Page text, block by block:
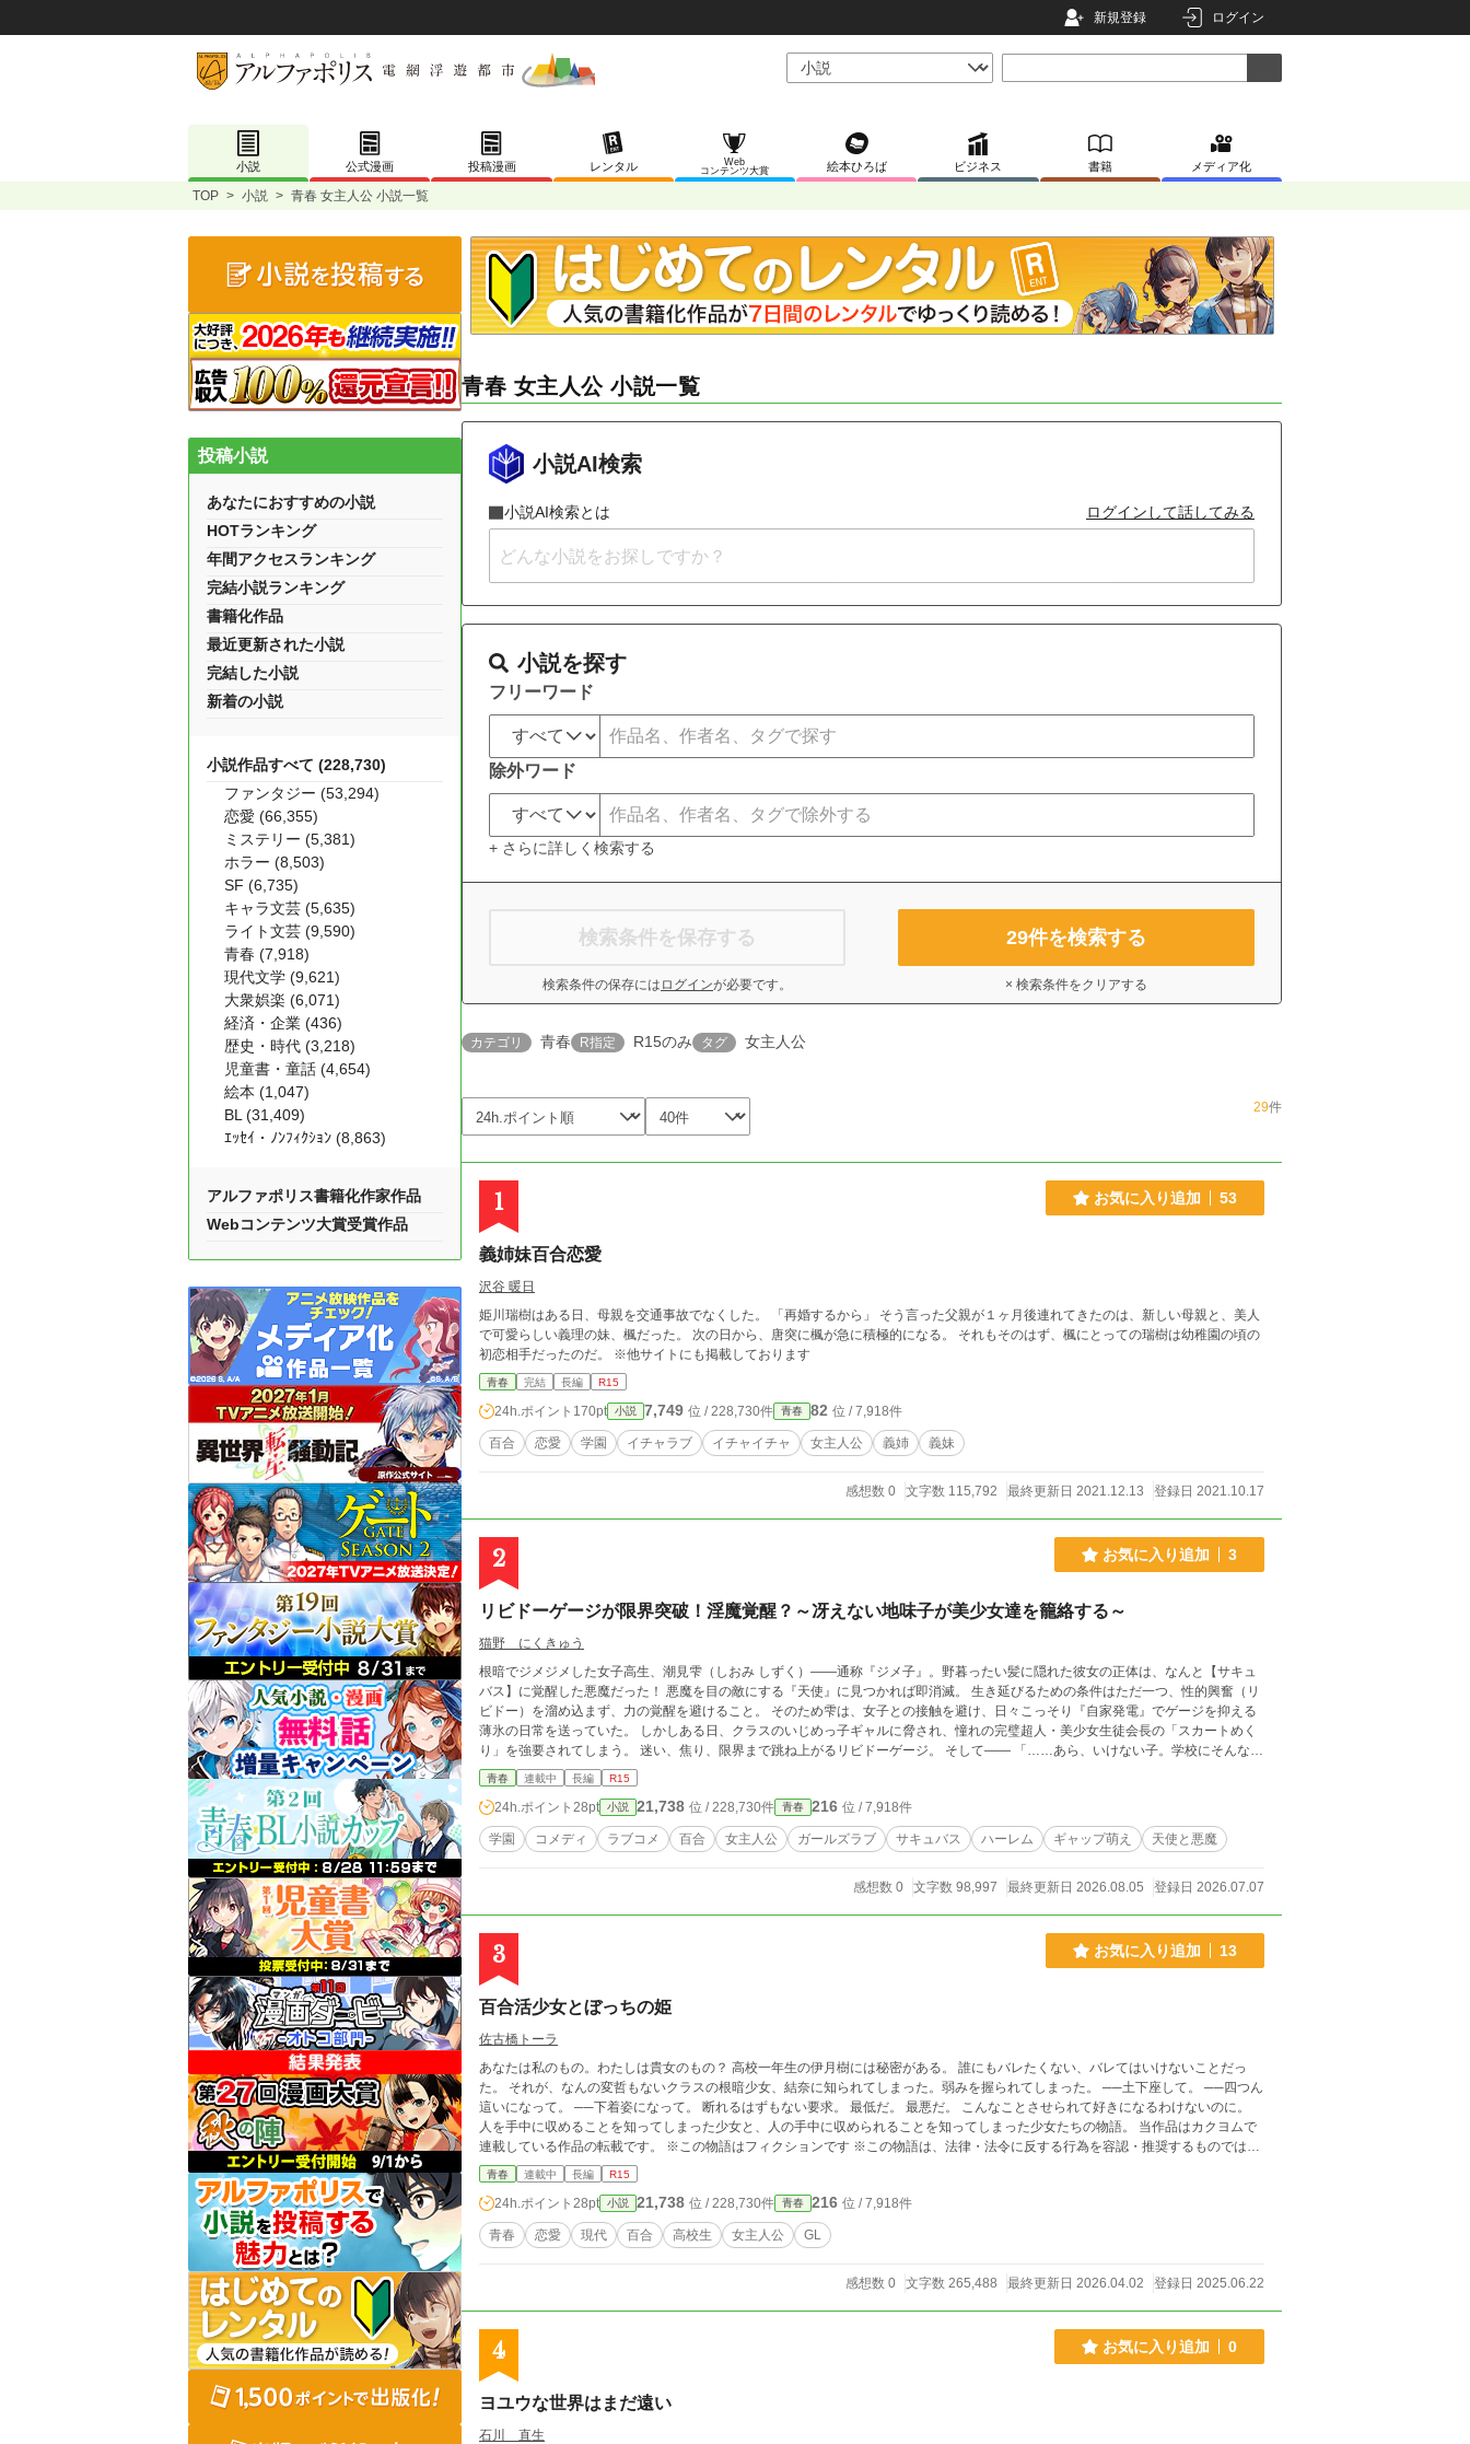
新規登録 ログイン
小説 公式漫画 投稿漫画 レンタル
Web
コンテンツ大賞
絵本ひろば ビジネス 書籍 メディア化
TOP > 小説 > 青春 女主人公 小説一覧
青春 女主人公 小説一覧
小説AI検索
小説AI検索とは ログインして話してみる
小説を探す
フリーワード
除外ワード
+ さらに詳しく検索する
検索条件を保存する
検索条件の保存には ログインが必要です。
29件を検索する
× 検索条件をクリアする
カテゴリ 青春 R指定 R15のみ タグ 女主人公
29件
1 お気に入り追加 53
義姉妹百合恋愛
沢谷 暖日
姫川瑞樹はある日、母親を交通事故でなくした。 「再婚するから」 そう言った父親が１ヶ月後連れてきたのは、新しい母親と、美人
で可愛らしい義理の妹、楓だった。 次の日から、唐突に楓が急に積極的になる。 それもそのはず、楓にとっての瑞樹は幼稚園の頃の
初恋相手だったのだ。 ※他サイトにも掲載しております
青春 完結 長編 R15
24h.ポイント 170pt 小説 7,749 位 / 228,730件 青春 82 位 / 7,918件
百合 恋愛 学園 イチャラブ イチャイチャ 女主人公 義姉 義妹
感想数 0 文字数 115,792 最終更新日 2021.12.13 登録日 2021.10.17
2 お気に入り追加 3
リビドーゲージが限界突破！淫魔覚醒？～冴えない地味子が美少女達を籠絡する～
猫野 にくきゅう
根暗でジメジメした女子高生、潮見雫（しおみ しずく）——通称『ジメ子』。野暮ったい髪に隠れた彼女の正体は、なんと【サキュ
バス】に覚醒した悪魔だった！ 悪魔を目の敵にする『天使』に見つかれば即消滅。 生き延びるための条件はただ一つ、性的興奮（リ
ビドー）を溜め込まず、力の覚醒を避けること。 そのため雫は、女子との接触を避け、日々こっそり『自家発電』でゲージを抑える
薄氷の日常を送っていた。 しかしある日、クラスのいじめっ子ギャルに脅され、憧れの完璧超人・美少女生徒会長の「スカートめく
り」を強要されてしまう。 迷い、焦り、限界まで跳ね上がるリビドーゲージ。 そして―― 「……あら、いけない子。学校にそんなハ
レンチな下着をつけてくるなんて」 ゲージ100％突破、完全覚醒。 よわよわジメ子は、超絶肉食サキュバスへと変貌する！ 昨日まで
のいじめっ子も、お堅い会長も、私の愛の虜（奴隷）にしてあげます♪ しかし、調子に乗って力を使っていると天使に見つかるリスク
も上昇してしまう。 絶対に負けられない（？）学園百合ハーレムコメディ、開幕！
青春 連載中 長編 R15
24h.ポイント 28pt 小説 21,738 位 / 228,730件 青春 216 位 / 7,918件
学園 コメディ ラブコメ 百合 女主人公 ガールズラブ サキュバス ハーレム ギャップ萌え 天使と悪魔
感想数 0 文字数 98,997 最終更新日 2026.08.05 登録日 2026.07.07
3 お気に入り追加 13
百合活少女とぼっちの姫
佐古橋トーラ
あなたは私のもの。わたしは貴女のもの？ 高校一年生の伊月樹には秘密がある。 誰にもバレたくない、バレてはいけないことだっ
た。 それが、なんの変哲もないクラスの根暗少女、結奈に知られてしまった。弱みを握られてしまった。 ──土下座して。 ──四つん
這いになって。 ──下着姿になって。 断れるはずもない要求。 最低だ。 最悪だ。 こんなことさせられて好きになるわけないのに。
人を手中に収めることを知ってしまった少女と、人の手中に収められることを知ってしまった少女たちの物語。 当作品はカクヨムで
連載している作品の転載です。 ※この物語はフィクションです ※この物語は、法律・法令に反する行為を容認・推奨するものではあ
りません。 ご注意ください。
青春 連載中 長編 R15
24h.ポイント 28pt 小説 21,738 位 / 228,730件 青春 216 位 / 7,918件
青春 恋愛 現代 百合 高校生 女主人公 GL
感想数 0 文字数 265,488 最終更新日 2026.04.02 登録日 2025.06.22
4 お気に入り追加 0
ヨユウな世界はまだ遠い
石川 直生
投稿小説
あなたにおすすめの小説
HOTランキング
年間アクセスランキング
完結小説ランキング
書籍化作品
最近更新された小説
完結した小説
新着の小説
小説作品すべて (228,730)
ファンタジー (53,294)
恋愛 (66,355)
ミステリー (5,381)
ホラー (8,503)
SF (6,735)
キャラ文芸 (5,635)
ライト文芸 (9,590)
青春 (7,918)
現代文学 (9,621)
大衆娯楽 (6,071)
経済・企業 (436)
歴史・時代 (3,218)
児童書・童話 (4,654)
絵本 (1,047)
BL (31,409)
ｴｯｾｲ・ﾉﾝﾌｨｸｼｮﾝ (8,863)
アルファポリス書籍化作家作品
Webコンテンツ大賞受賞作品